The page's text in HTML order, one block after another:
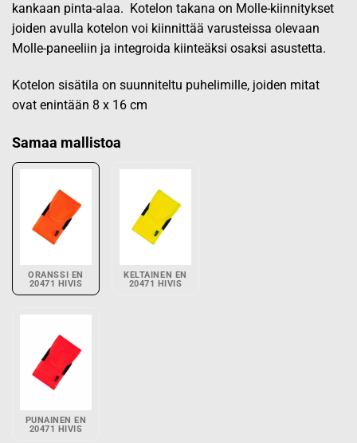
kankaan pinta-alaa. Kotelon takana on Molle-kiinnitykset
joiden avulla kotelon voi kiinnittää varusteissa olevaan
Molle-paneeliin ja integroida kiinteäksi osaksi asustetta.
Kotelon sisätila on suunniteltu puhelimille, joiden mitat
ovat enintään 8 x 16 cm
Samaa mallistoa
ORANSSI EN
20471 HIVIS
KELTAINEN EN
20471 HIVIS
PUNAINEN EN
20471 HIVIS